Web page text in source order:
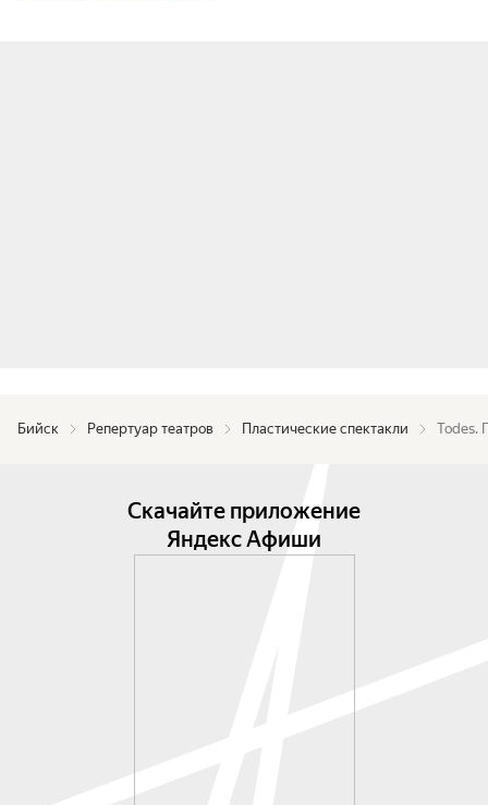
Бийск Репертуар театров Пластические спектакли Todes.
Скачайте приложение
Яндекс Афиши